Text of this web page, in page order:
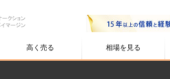
高く売る 相場を見る